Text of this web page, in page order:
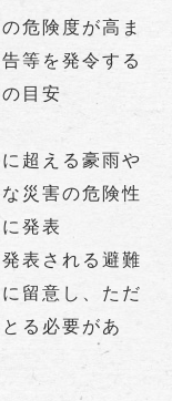
危険度が高ま
等を発令する
目安
超える豪雨や
災害の危険性
発表
表される避難
留意し、ただ
る必要があ